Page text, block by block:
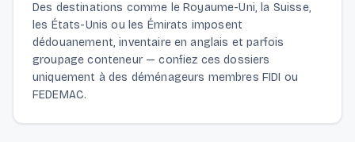
Des destinations comme le Royaume-Uni, la Suisse,
les États-Unis ou les Émirats imposent
dédouanement, inventaire en anglais et parfois
groupage conteneur — confiez ces dossiers
uniquement à des déménageurs membres FIDI ou
FEDEMAC.